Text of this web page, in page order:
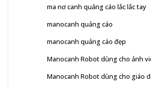
ma nơ canh quảng cáo lắc lắc tay
manocanh quảng cáo
manocanh quảng cáo đẹp
Manocanh Robot dùng cho ảnh
Manocanh Robot dùng cho giáo